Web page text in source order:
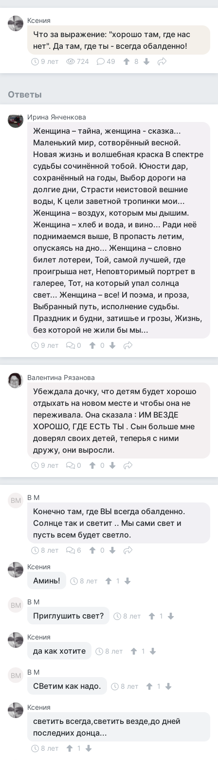
Ксения
Что за выражение: "хорошо там, где нас
нет". Да там, где ты - всегда обалденно!
9 лет 724 49 8
Ответы
Ирина Янченкова
Женщина – тайна, женщина - сказка...
Маленький мир, сотворённый весной.
Новая жизнь и волшебная краска В спектре
судьбы сочинённой тобой. Юности дар,
сохранённый на годы, Выбор дороги на
долгие дни, Страсти неистовой вешние
воды, К цели заветной тропинки мои...
Женщина – воздух, которым мы дышим.
Женщина – хлеб и вода, и вино... Ради неё
поднимаемся выше, В пропасть летим,
опускаясь на дно... Женщина – словно
билет лотереи, Той, самой лучшей, где
проигрыша нет, Неповторимый портрет в
галерее, Тот, на который упал солнца
свет... Женщина – все! И поэма, и проза,
Выбранный путь, исполнение судьбы.
Праздник и будни, затишье и грозы, Жизнь,
без которой не жили бы мы...
9 лет 0 0
Валентина Рязанова
Убеждала дочку, что детям будет хорошо
отдыхать на новом месте и чтобы она не
переживала. Она сказала : ИМ ВЕЗДЕ
ХОРОШО, ГДЕ ЕСТЬ ТЫ . Сын больше мне
доверял своих детей, теперья с ними
дружу, они выросли.
9 лет 0 0
ВМ В М
Конечно там, где ВЫ всегда обалденно.
Солнце так и светит .. Мы сами свет и
пусть всем будет светло.
8 лет 6
0
Ксения
Аминь! 8 лет 1
ВМ В М
Приглушить свет? 8 лет 1
Ксения
да как хотите 8 лет 1
ВМ В М
СВетим как надо. 8 лет 1
Ксения
светить всегда,светить везде,до дней
последних донца...
8 лет 1